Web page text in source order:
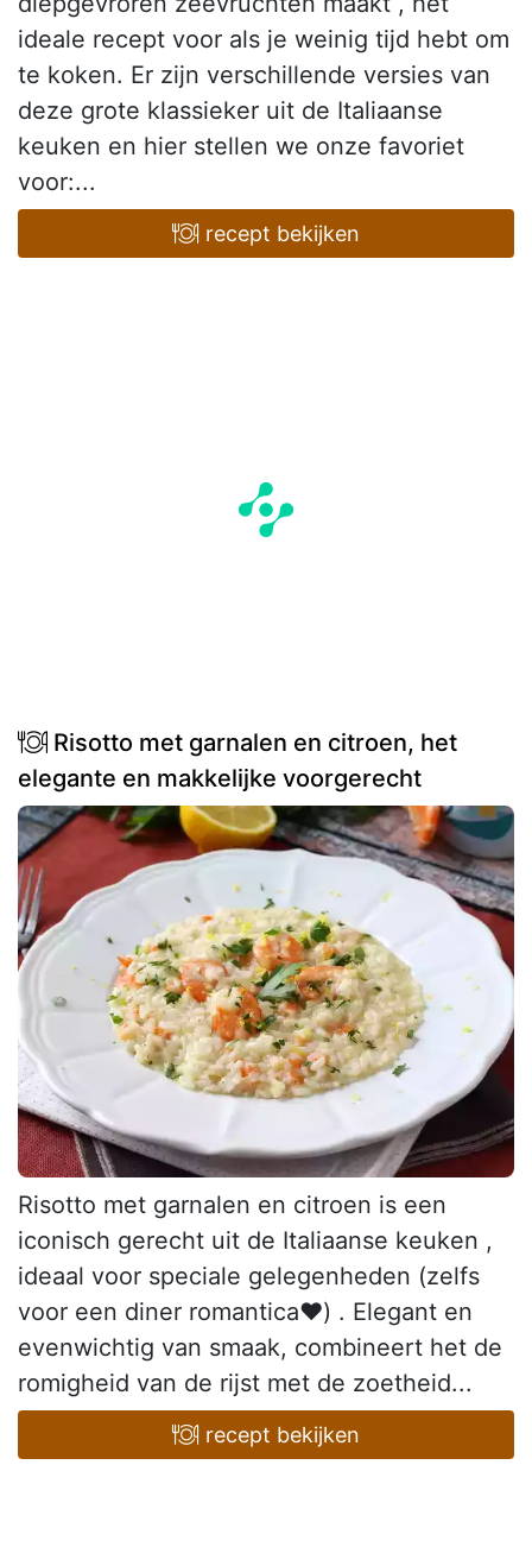
ideale recept voor als je weinig tijd hebt om
te koken. Er zijn verschillende versies van
deze grote klassieker uit de Italiaanse
keuken en hier stellen we onze favoriet
voor:...
recept bekijken
Risotto met garnalen en citroen, het
elegante en makkelijke voorgerecht
Risotto met garnalen en citroen is een
iconisch gerecht uit de Italiaanse keuken ,
ideaal voor speciale gelegenheden (zelfs
voor een diner romantica❤️) . Elegant en
evenwichtig van smaak, combineert het de
romigheid van de rijst met de zoetheid...
recept bekijken